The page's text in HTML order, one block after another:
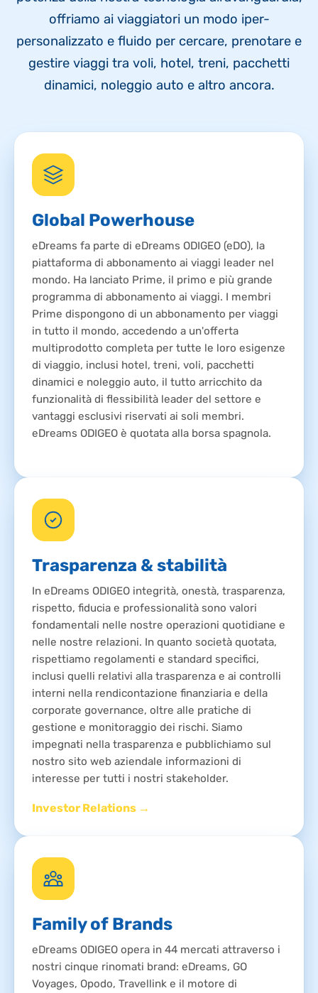
offriamo ai viaggiatori un modo iper-
personalizzato e fluido per cercare, prenotare e
gestire viaggi tra voli, hotel, treni, pacchetti
dinamici, noleggio auto e altro ancora.
Global Powerhouse
eDreams fa parte di eDreams ODIGEO (eDO), la
piattaforma di abbonamento ai viaggi leader nel
mondo. Ha lanciato Prime, il primo e più grande
programma di abbonamento ai viaggi. I membri
Prime dispongono di un abbonamento per viaggi
in tutto il mondo, accedendo a un'offerta
multiprodotto completa per tutte le loro esigenze
di viaggio, inclusi hotel, treni, voli, pacchetti
dinamici e noleggio auto, il tutto arricchito da
funzionalità di flessibilità leader del settore e
vantaggi esclusivi riservati ai soli membri.
eDreams ODIGEO è quotata alla borsa spagnola.
Trasparenza & stabilità
In eDreams ODIGEO integrità, onestà, trasparenza,
rispetto, fiducia e professionalità sono valori
fondamentali nelle nostre operazioni quotidiane e
nelle nostre relazioni. In quanto società quotata,
rispettiamo regolamenti e standard specifici,
inclusi quelli relativi alla trasparenza e ai controlli
interni nella rendicontazione finanziaria e della
corporate governance, oltre alle pratiche di
gestione e monitoraggio dei rischi. Siamo
impegnati nella trasparenza e pubblichiamo sul
nostro sito web aziendale informazioni di
interesse per tutti i nostri stakeholder.
Investor Relations →
Family of Brands
eDreams ODIGEO opera in 44 mercati attraverso i
nostri cinque rinomati brand: eDreams, GO
Voyages, Opodo, Travellink e il motore di